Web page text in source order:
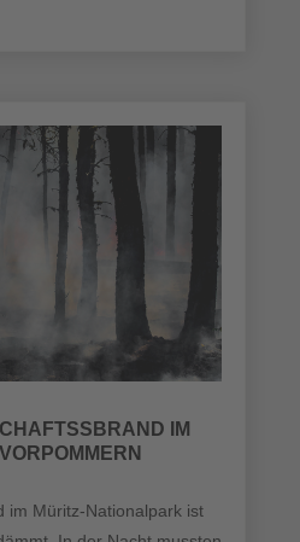
IM
im Müritz-Nationalpark ist